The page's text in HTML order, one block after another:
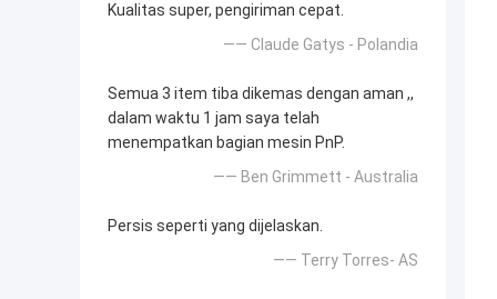
Kualitas super, pengiriman cepat.
—— Claude Gatys - Polandia
Semua 3 item tiba dikemas dengan aman ,,
dalam waktu 1 jam saya telah
menempatkan bagian mesin PnP.
—— Ben Grimmett - Australia
Persis seperti yang dijelaskan.
—— Terry Torres- AS